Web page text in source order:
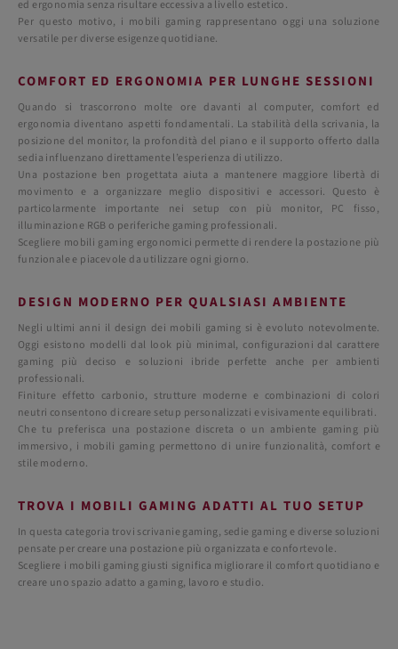
ed ergonomia senza risultare eccessiva a livello estetico.
Per questo motivo, i mobili gaming rappresentano oggi una soluzione
versatile per diverse esigenze quotidiane.
COMFORT ED ERGONOMIA PER LUNGHE SESSIONI
Quando si trascorrono molte ore davanti al computer, comfort ed
ergonomia diventano aspetti fondamentali. La stabilità della scrivania, la
posizione del monitor, la profondità del piano e il supporto offerto dalla
sedia influenzano direttamente l’esperienza di utilizzo.
Una postazione ben progettata aiuta a mantenere maggiore libertà di
movimento e a organizzare meglio dispositivi e accessori. Questo è
particolarmente importante nei setup con più monitor, PC fisso,
illuminazione RGB o periferiche gaming professionali.
Scegliere mobili gaming ergonomici permette di rendere la postazione più
funzionale e piacevole da utilizzare ogni giorno.
DESIGN MODERNO PER QUALSIASI AMBIENTE
Negli ultimi anni il design dei mobili gaming si è evoluto notevolmente.
Oggi esistono modelli dal look più minimal, configurazioni dal carattere
gaming più deciso e soluzioni ibride perfette anche per ambienti
professionali.
Finiture effetto carbonio, strutture moderne e combinazioni di colori
neutri consentono di creare setup personalizzati e visivamente equilibrati.
Che tu preferisca una postazione discreta o un ambiente gaming più
immersivo, i mobili gaming permettono di unire funzionalità, comfort e
stile moderno.
TROVA I MOBILI GAMING ADATTI AL TUO SETUP
In questa categoria trovi scrivanie gaming, sedie gaming e diverse soluzioni
pensate per creare una postazione più organizzata e confortevole.
Scegliere i mobili gaming giusti significa migliorare il comfort quotidiano e
creare uno spazio adatto a gaming, lavoro e studio.